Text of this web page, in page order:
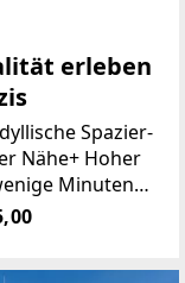
erleben
Spazier-
Nähe+ Hoher
Minuten
Helle,